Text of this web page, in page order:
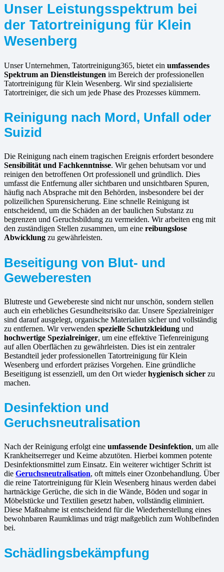
Unser Leistungsspektrum bei
der Tatortreinigung für Klein
Wesenberg
Unser Unternehmen, Tatortreinigung365, bietet ein umfassendes
Spektrum an Dienstleistungen im Bereich der professionellen
Tatortreinigung für Klein Wesenberg. Wir sind spezialisierte
Tatortreiniger, die sich um jede Phase des Prozesses kümmern.
Reinigung nach Mord, Unfall oder
Suizid
Die Reinigung nach einem tragischen Ereignis erfordert besondere
Sensibilität und Fachkenntnisse. Wir gehen behutsam vor und
reinigen den betroffenen Ort professionell und gründlich. Dies
umfasst die Entfernung aller sichtbaren und unsichtbaren Spuren,
häufig nach Absprache mit den Behörden, insbesondere bei der
polizeilichen Spurensicherung. Eine schnelle Reinigung ist
entscheidend, um die Schäden an der baulichen Substanz zu
begrenzen und Geruchsbildung zu vermeiden. Wir arbeiten eng mit
den zuständigen Stellen zusammen, um eine reibungslose
Abwicklung zu gewährleisten.
Beseitigung von Blut- und
Geweberesten
Blutreste und Gewebereste sind nicht nur unschön, sondern stellen
auch ein erhebliches Gesundheitsrisiko dar. Unsere Spezialreiniger
sind darauf ausgelegt, organische Materialien sicher und vollständig
zu entfernen. Wir verwenden spezielle Schutzkleidung und
hochwertige Spezialreiniger, um eine effektive Tiefenreinigung
auf allen Oberflächen zu gewährleisten. Dies ist ein zentraler
Bestandteil jeder professionellen Tatortreinigung für Klein
Wesenberg und erfordert präzises Vorgehen. Eine gründliche
Beseitigung ist essenziell, um den Ort wiederhygienisch sicher zu
machen.
Desinfektion und
Geruchsneutralisation
Nach der Reinigung erfolgt eine umfassende Desinfektion, um alle
Krankheitserreger und Keime abzutöten. Hierbei kommen potente
Desinfektionsmittel zum Einsatz. Ein weiterer wichtiger Schritt ist
die Geruchsneutralisation, oft mittels einer Ozonbehandlung. Über
die reine Tatortreinigung für Klein Wesenberg hinaus werden dabei
hartnäckige Gerüche, die sich in die Wände, Böden und sogar in
Möbelstücke und Textilien gesetzt haben, vollständig eliminiert.
Diese Maßnahme ist entscheidend für die Wiederherstellung eines
bewohnbaren Raumklimas und trägt maßgeblich zum Wohlbefinden
bei.
Schädlingsbekämpfung